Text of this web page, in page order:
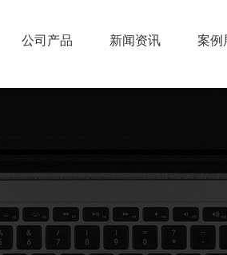
公司产品 新闻资讯 案例